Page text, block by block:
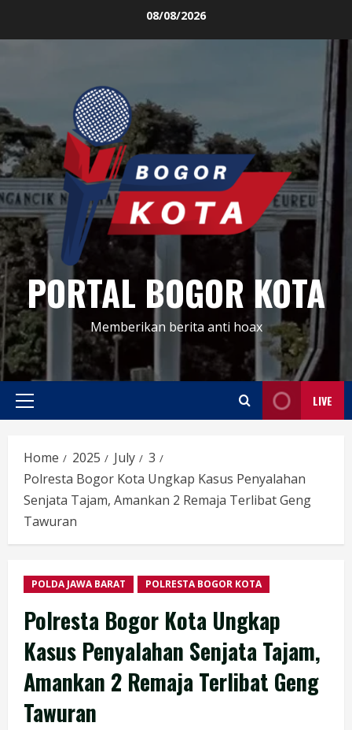
08/08/2026
PORTAL BOGOR KOTA
Memberikan berita anti hoax
Primary
LIVE
Home 2025 July
3
Polresta Bogor Kota Ungkap Kasus Penyalahan
Senjata Tajam, Amankan 2 Remaja Terlibat Geng
Tawuran
POLDA JAWA BARAT POLRESTA BOGOR KOTA
Polresta Bogor Kota Ungkap
Kasus Penyalahan Senjata Tajam,
Amankan 2 Remaja Terlibat Geng
Tawuran